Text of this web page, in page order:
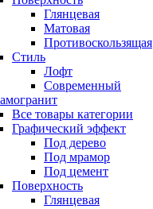
Глянцевая
Матовая
Противоскользящая
Стиль
Лофт
Современный
Все товары категории
Графический эффект
Под дерево
Под мрамор
Под цемент
Поверхность
Глянцевая